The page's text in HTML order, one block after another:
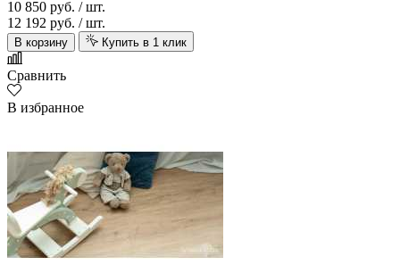
10 850 руб. / шт.
12 192 руб. / шт.
В корзину Купить в 1 клик
Сравнить
В избранное